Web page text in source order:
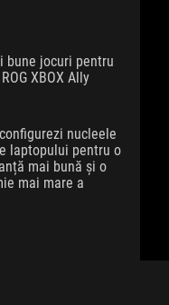
bune jocuri pentru
XBOX Ally
nucleele
laptopului pentru o
mai bună și o
mai mare a